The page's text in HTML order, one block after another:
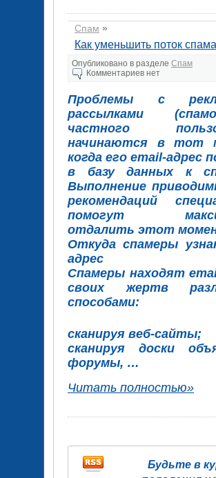
Спам »
Как уменьшить поток спама
Опубликовано в разделе Спам
Комментариев нет
Проблемы с
рассылками
частного
начинаются в тот
когда его email-адрес
в базу данных к
Выполнение
рекомендаций
помогут
отдалить этот
Откуда спамеры
адрес
Спамеры находят
своих жертв
способами:
сканируя веб-сайты;
сканируя доски
форумы, …
Читать полностью»
Будьте в